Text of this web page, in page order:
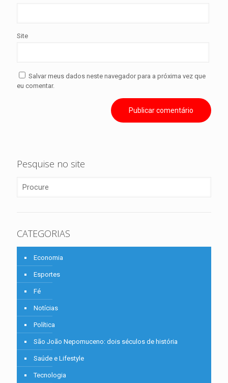
Site
Salvar meus dados neste navegador para a próxima vez que
eu comentar.
Pesquise no site
CATEGORIAS
Economia
Esportes
Fé
Notícias
Política
São João Nepomuceno: dois séculos de história
Saúde e Lifestyle
Tecnologia